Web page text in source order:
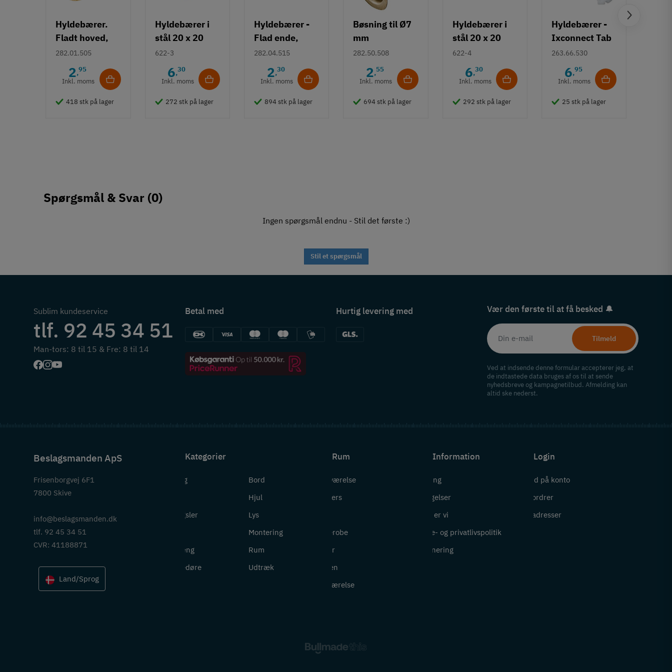
Hyldebærer.
Fladt hoved,
Ø7 mm -
Messing
282.01.505
2,95
Inkl. moms
418 stk på lager
Hyldebærer i
stål 20 x 20
mm - gul
galvaniseret
622-3
6,30
Inkl. moms
272 stk på lager
Hyldebærer -
Flad ende,
borehul Ø 5mm
- Messing
282.04.515
2,30
Inkl. moms
894 stk på lager
Bøsning til Ø7
mm
hyldebærer -
Messing
282.50.508
2,55
Inkl. moms
694 stk på lager
Hyldebærer i
stål 20 x 20
mm - Antik /
bruneret
622-4
6,30
Inkl. moms
292 stk på lager
Hyldebærer -
Ixconnect Tab
18 med lås -
skruemonterin
263.66.530
6,95
Inkl. moms
25 stk på lager
Spørgsmål & Svar (0)
Ingen spørgsmål endnu - Stil det første :)
Stil et spørgsmål
Sublim kundeservice
tlf. 92 45 34 51
Man-tors: 8 til 15 & Fre: 8 til 14
Betal med Hurtig levering med Vær den første til at få besked 🔔
Tilmeld
Ved at indsende denne formular accepterer jeg, at
de indtastede data bruges af os til at sende
nyhedsbreve og kampagnetilbud. Afmelding kan
altid ske nederst.
Beslagsmanden ApS
Frisenborgvej 6F1
7800 Skive
info@beslagsmanden.dk
tlf. 92 45 34 51
CVR: 41188871
Land/Sprog
Kategorier
Beslag
Bord
Hjul
Hængsler
Lys
Montering
Ophæng
Rum
Skydedøre
Udtræk
Rum
Badeværelse
Bryggers
Garderobe
Kontor
Køkken
Soveværelse
Information
Levering
Betingelser
Hvem er vi
Cookie- og privatlivspolitik
Returnering
Login
Log ind på konto
Mine ordrer
Mine adresser